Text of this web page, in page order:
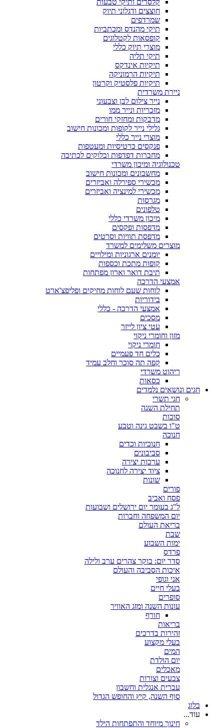
קלסרים ותיקי טבעות
חוצצים ודגלוני תיוק
שמרדפים
תיקי מהנדס ומכתביות
קופסאות לקטלוגים
מוצרי תיוק כללי
תיקי תליה
תיקיות אינדקס
תיקיות הרמוניקה
תיקיות פלסטיק וקרטון
ניירת משרדית
נייר צילום לבן וצבעוני
מזכריות ונייר ממו
מדבקות ומחזקי חורים
גלילי נייר לקופות ומכונות חישוב
מוצרי נייר כללי
פנקסים כרטיסיות ומעטפות
מחברות דפדפות ובלוקים לכתיבה
טכנולוגיה ומיכון משרדי
מחשבונים ומכונות חישוב
מכשירי ספירלה ואביזרים
מכשירי למינציה ואביזרים
מגרסות
טלפונים
מיכון משרדי כללי
מדפסות ופקסים
מדפסת תוויות וסרטים
מוצרים משלימים למשרד
יומנים ארגוניות ומילויים
קופות מתכת וכספות
תיבת דואר וארון מפתחות
אמצעי הדרכה
לוחות שעם לוחות מחיקים ופליפצ'ארט
בידוריות
אמצעי הדרכה - כללי
מסכים
עטי ציון לייזר
מזון וחומרי ניקוי
חומרי ניקוי
כלים חד פעמיים
קפה תה סוכר וחלב עמיד
ריהוט משרדי
כסאות
חגים ונושאים נלמדים
חגי תשרי
תחילת השנה
סוכות
ט"ו בשבט גינה וטבע
חנוכה
חנוכיות וכדים
סביבונים
ערכות יצירה
ציוד יצירה לחנוכה
שונות
פורים
פסח ואביב
ל"ג בעומר יום ירושלים ושבועות
יום המשפחה וחברות
בריאת העולם
שבת
ימות השבוע
פרדס
סדר יום: בוקר צהרים ערב ולילה
איכות הסביבה והעולם
אני וגופי
בעלי חיים
סופרים
עונות השנה ומזג האוויר
חורף
בריאות
זהירות בדרכים
בעלי מקצוע
המים
יום הולדת
מאכלים
צבעים וצורות
עברית אנגלית וחשבון
סוף השנה, קיץ והחופש הגדול
בלוג
עוד...
חינוך מיוחד והתפתחות הילד